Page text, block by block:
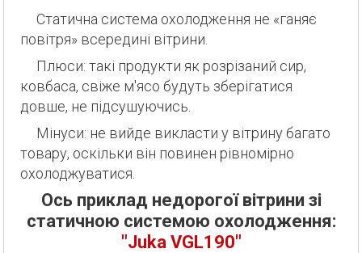
Статична система охолодження не «ганяє
повітря» всередині вітрини.
Плюси: такі продукти як розрізаний сир,
ковбаса, свіже м'ясо будуть зберігатися
довше, не підсушуючись.
Мінуси: не вийде викласти у вітрину багато
товару, оскільки він повинен рівномірно
охолоджуватися.
Ось приклад недорогої вітрини зі
статичною системою охолодження:
"Juka VGL190"